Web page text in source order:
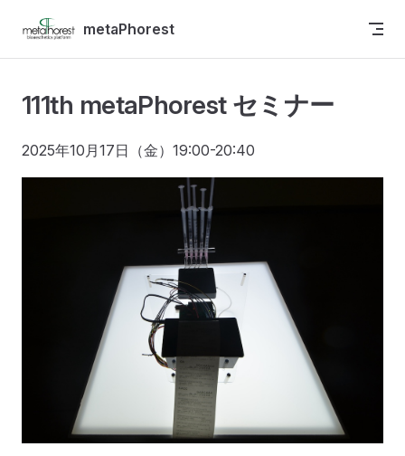
Skip to contentmetaPhorest
111th metaPhorest セミナー
2025年10月17日（金）19:00-20:40